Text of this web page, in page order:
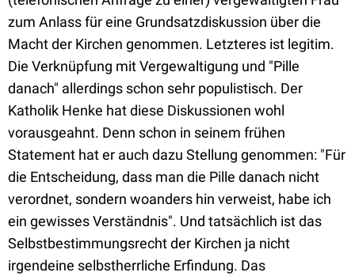
zum Anlass für eine Grundsatzdiskussion über die
Macht der Kirchen genommen. Letzteres ist legitim.
Die Verknüpfung mit Vergewaltigung und "Pille
danach" allerdings schon sehr populistisch. Der
Katholik Henke hat diese Diskussionen wohl
vorausgeahnt. Denn schon in seinem frühen
Statement hat er auch dazu Stellung genommen: "Für
die Entscheidung, dass man die Pille danach nicht
verordnet, sondern woanders hin verweist, habe ich
ein gewisses Verständnis". Und tatsächlich ist das
Selbstbestimmungsrecht der Kirchen ja nicht
irgendeine selbstherrliche Erfindung. Das